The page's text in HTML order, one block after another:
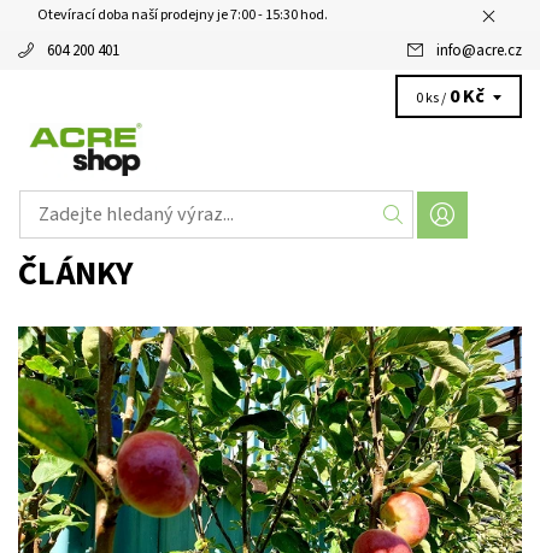
Otevírací doba naší prodejny je 7:00 - 15:30 hod.
604 200 401 info@acre.cz
0 ks / 0 Kč
ČLÁNKY